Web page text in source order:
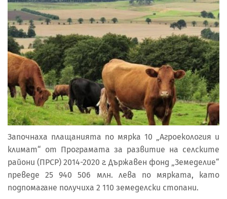
Започнаха плащанията по мярка 10 „Агроекология и
климат“ от Програмата за развитие на селските
райони (ПРСР) 2014-2020 г. Държавен фонд „Земеделие“
преведе 25 940 506 млн. лева по мярката, като
подпомагане получиха 2 110 земеделски стопани.